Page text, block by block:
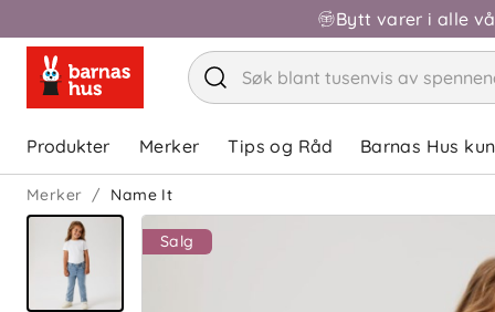
Bytt varer i alle
Produkter Merker Tips og Råd Barnas Hus
Merker Name It
Salg